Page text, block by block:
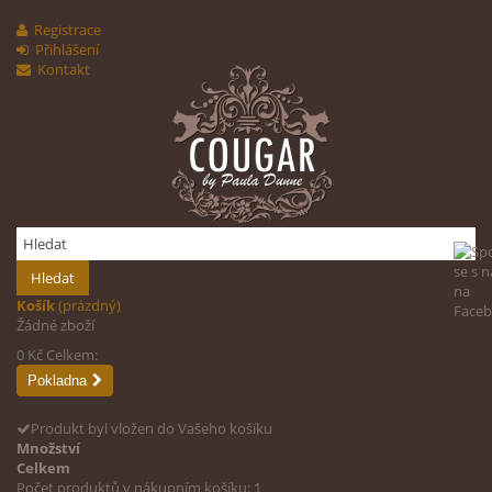
Registrace
Přihlášení
Kontakt
Hledat
Košík(prázdný)
Žádné zboží
0 Kč Celkem:
Pokladna
Produkt byl vložen do Vašeho košíku
Množství
Celkem
Počet produktů v nákupním košíku: 1